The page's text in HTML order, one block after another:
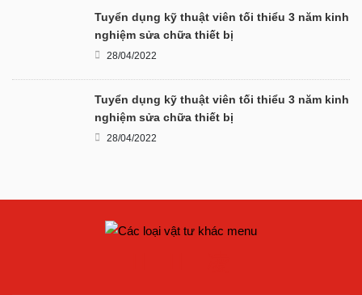
Tuyển dụng kỹ thuật viên tối thiểu 3 năm kinh
nghiệm sửa chữa thiết bị
28/04/2022
Tuyển dụng kỹ thuật viên tối thiểu 3 năm kinh
nghiệm sửa chữa thiết bị
28/04/2022